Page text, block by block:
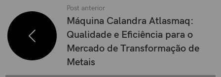
Post anterior
Máquina Calandra Atlasmaq:
Qualidade e Eficiência para o
Mercado de Transformação de
Metais